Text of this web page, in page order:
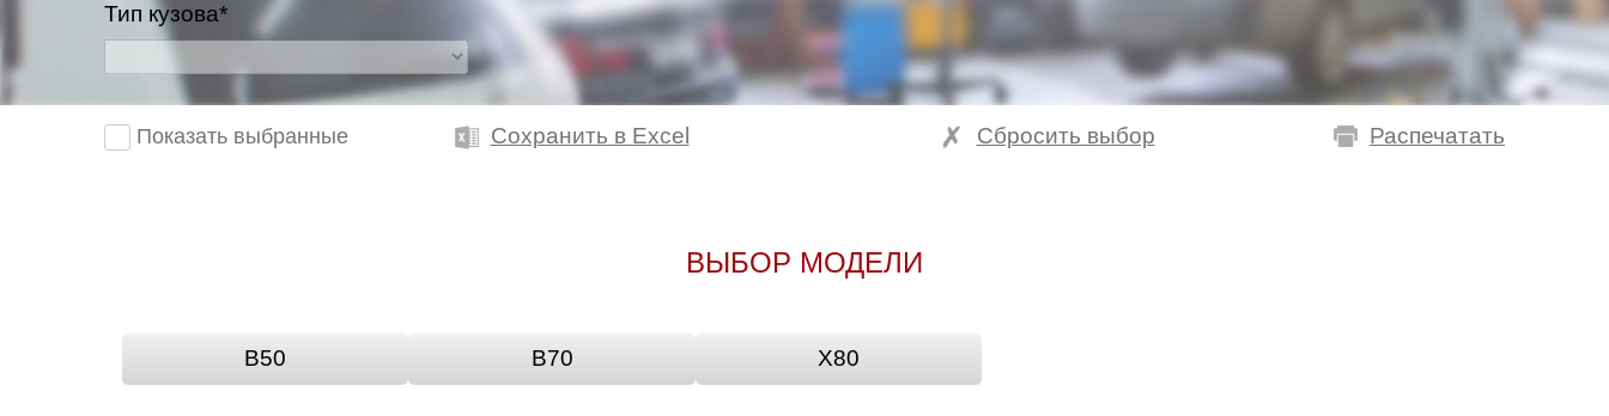
Тип кузова*
Показать выбранные Сохранить в Excel Распечатать
Сбросить выбор
ВЫБОР МОДЕЛИ
B50 B70 X80